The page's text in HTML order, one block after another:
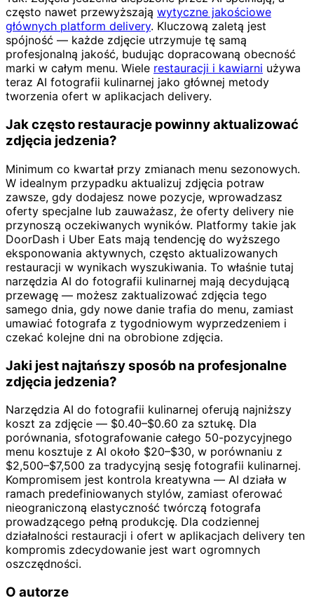
często nawet przewyższają wytyczne jakościowe
głównych platform delivery. Kluczową zaletą jest
spójność — każde zdjęcie utrzymuje tę samą
profesjonalną jakość, budując dopracowaną obecność
marki w całym menu. Wiele restauracji i kawiarni używa
teraz AI fotografii kulinarnej jako głównej metody
tworzenia ofert w aplikacjach delivery.
Jak często restauracje powinny aktualizować
zdjęcia jedzenia?
Minimum co kwartał przy zmianach menu sezonowych.
W idealnym przypadku aktualizuj zdjęcia potraw
zawsze, gdy dodajesz nowe pozycje, wprowadzasz
oferty specjalne lub zauważasz, że oferty delivery nie
przynoszą oczekiwanych wyników. Platformy takie jak
DoorDash i Uber Eats mają tendencję do wyższego
eksponowania aktywnych, często aktualizowanych
restauracji w wynikach wyszukiwania. To właśnie tutaj
narzędzia AI do fotografii kulinarnej mają decydującą
przewagę — możesz zaktualizować zdjęcia tego
samego dnia, gdy nowe danie trafia do menu, zamiast
umawiać fotografa z tygodniowym wyprzedzeniem i
czekać kolejne dni na obrobione zdjęcia.
Jaki jest najtańszy sposób na profesjonalne
zdjęcia jedzenia?
Narzędzia AI do fotografii kulinarnej oferują najniższy
koszt za zdjęcie — $0.40–$0.60 za sztukę. Dla
porównania, sfotografowanie całego 50-pozycyjnego
menu kosztuje z AI około $20–$30, w porównaniu z
$2,500–$7,500 za tradycyjną sesję fotografii kulinarnej.
Kompromisem jest kontrola kreatywna — AI działa w
ramach predefiniowanych stylów, zamiast oferować
nieograniczoną elastyczność twórczą fotografa
prowadzącego pełną produkcję. Dla codziennej
działalności restauracji i ofert w aplikacjach delivery ten
kompromis zdecydowanie jest wart ogromnych
oszczędności.
O autorze